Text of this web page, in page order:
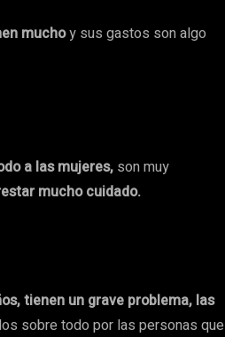
muchoy sus gastos son algo
a las mujeres, son muy
mucho cuidado.
tienen un grave problema, las
sobre todo por las personas que